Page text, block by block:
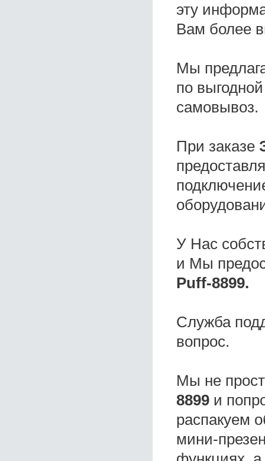
эту
Вам более
Мы
по
самовывоз.
При заказе
У Нас
и Мы
Puff-8899.
Служба
вопрос.
Мы не
8899 и
распакуем
мини-